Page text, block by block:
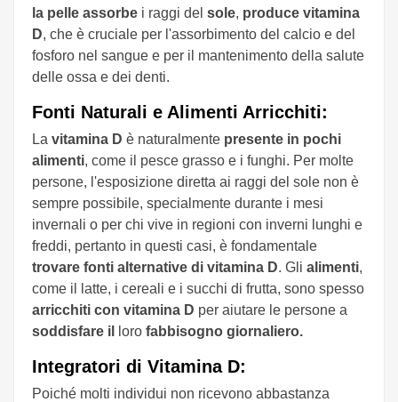
la pelle assorbe i raggi del sole, produce vitamina
D, che è cruciale per l'assorbimento del calcio e del
fosforo nel sangue e per il mantenimento della salute
delle ossa e dei denti.
Fonti Naturali e Alimenti Arricchiti:
La vitamina D è naturalmente presente in pochi
alimenti, come il pesce grasso e i funghi. Per molte
persone, l'esposizione diretta ai raggi del sole non è
sempre possibile, specialmente durante i mesi
invernali o per chi vive in regioni con inverni lunghi e
freddi, pertanto in questi casi, è fondamentale
trovare fonti alternative di vitamina D. Gli alimenti,
come il latte, i cereali e i succhi di frutta, sono spesso
arricchiti con vitamina D per aiutare le persone a
soddisfare il
loro fabbisogno giornaliero.
Integratori di Vitamina D:
Poiché molti individui non ricevono abbastanza